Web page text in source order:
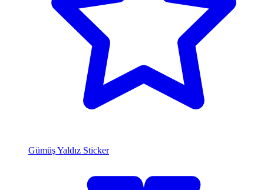
Gümüş Yaldız Sticker